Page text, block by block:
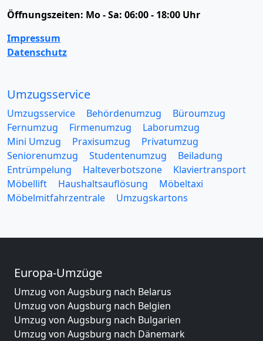
Öffnungszeiten: Mo - Sa: 06:00 - 18:00 Uhr
Impressum
Datenschutz
Umzugsservice
Umzugsservice Behördenumzug
Büroumzug
Fernumzug
Firmenumzug
Laborumzug
Mini Umzug
Praxisumzug
Privatumzug
Seniorenumzug
Studentenumzug
Beiladung
Entrümpelung
Halteverbotszone
Klaviertransport
Möbellift
Haushaltsauflösung
Möbeltaxi
Möbelmitfahrzentrale
Umzugskartons
Europa-Umzüge
Umzug von Augsburg nach Belarus
Umzug von Augsburg nach Belgien
Umzug von Augsburg nach Bulgarien
Umzug von Augsburg nach Dänemark